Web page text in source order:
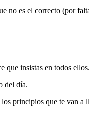
no es el correcto (por
que insistas en todos ellos.
del día.
principios que te van a